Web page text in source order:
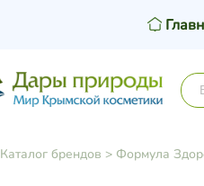
Каталог брендов > Формула